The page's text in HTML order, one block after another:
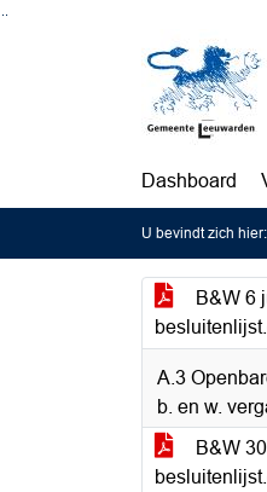
Dashboard
U bevindt zich hier:
B&W 6
A.3
b. en w.
B&W